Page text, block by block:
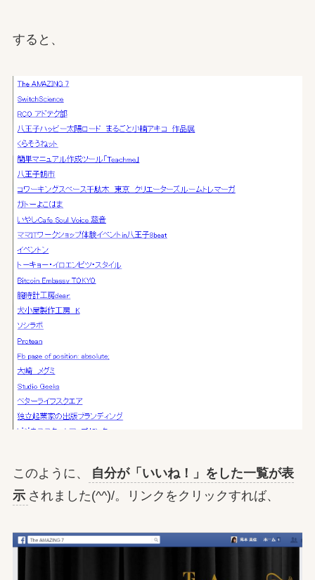
すると、
このように、
自分が「いいね！」をした一覧が表
示 されました(^^)/。リンクをクリックすれば、